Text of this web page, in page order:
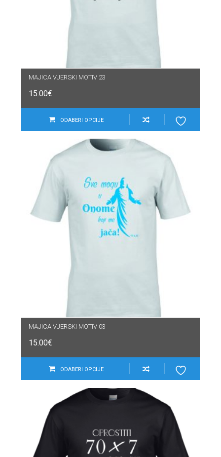
MAJICA VJERSKI MOTIV 23
15.00€
ODABERI OPCIJE
MAJICA VJERSKI MOTIV 03
15.00€
ODABERI OPCIJE